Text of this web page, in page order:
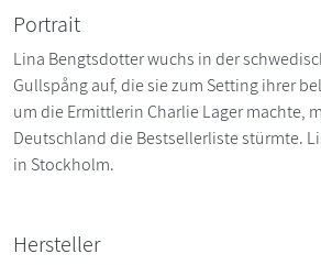
Portrait
Lina Bengtsdotter wuchs in der
Gullspång auf, die sie zum Setting ihrer
um die Ermittlerin Charlie Lager machte,
Deutschland die Bestsellerliste stürmte.
in Stockholm.
Hersteller